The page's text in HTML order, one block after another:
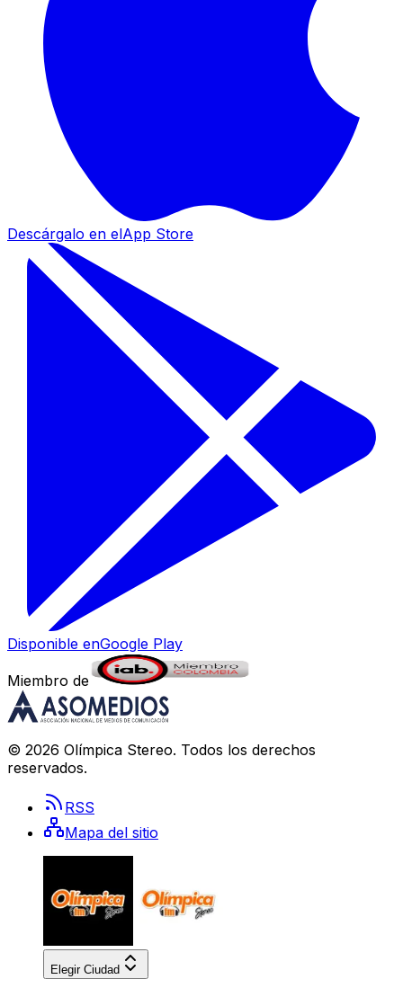
Descárgalo en elApp Store
Disponible enGoogle Play
Miembro de
© 2026 Olímpica Stereo. Todos los derechos
reservados.
RSS
Mapa del sitio
Elegir Ciudad